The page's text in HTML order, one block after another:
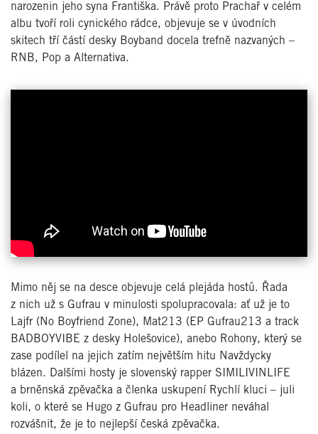
narozenin jeho syna Františka. Právě proto Prachař v celém
albu tvoří roli cynického rádce, objevuje se v úvodních
skitech tří částí desky Boyband docela trefně nazvaných –
RNB, Pop a Alternativa.
Mimo něj se na desce objevuje celá plejáda hostů. Řada
z nich už s Gufrau v minulosti spolupracovala: ať už je to
Lajfr (No Boyfriend Zone), Mat213 (EP Gufrau213 a track
BADBOYVIBE z desky Holešovice), anebo Rohony, který se
zase podílel na jejich zatím největším hitu Navždycky
blázen. Dalšími hosty je slovenský rapper SIMILIVINLIFE
a brněnská zpěvačka a členka uskupení Rychlí kluci – juli
koli, o které se Hugo z Gufrau pro Headliner neváhal
rozvášnit, že je to nejlepší česká zpěvačka.